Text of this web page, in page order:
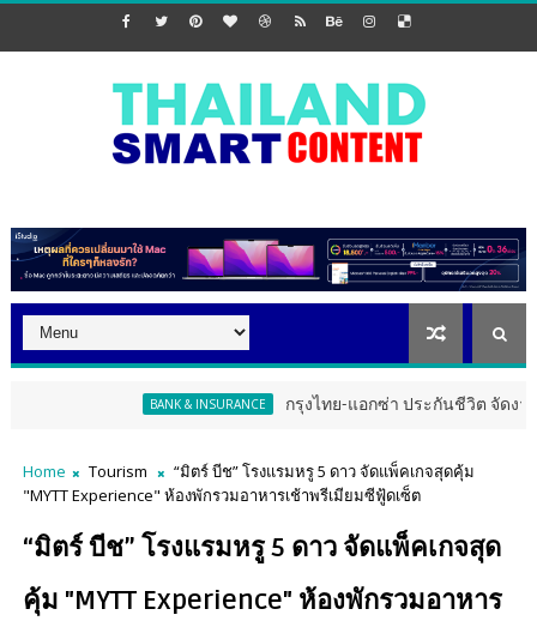
กรุงไทย-แอกซ่า ประกันชีวิต จัดงาน ERD Special
Home Tourism
“มิตร์ บีช” โรงแรมหรู 5 ดาว จัดแพ็คเกจสุดคุ้ม
"MYTT Experience" ห้องพักรวมอาหารเช้าพรีเมียมซีฟู้ดเซ็ต
“มิตร์ บีช” โรงแรมหรู 5 ดาว จัดแพ็คเกจสุด
คุ้ม "MYTT Experience" ห้องพักรวมอาหาร